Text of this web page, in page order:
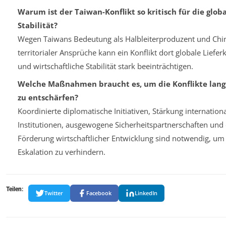
Warum ist der Taiwan-Konflikt so kritisch für die
Stabilität?
Wegen Taiwans Bedeutung als Halbleiterproduzent und
territorialer Ansprüche kann ein Konflikt dort globale
und wirtschaftliche Stabilität stark beeinträchtigen.
Welche Maßnahmen braucht es, um die Konflikte
zu entschärfen?
Koordinierte diplomatische Initiativen, Stärkung
Institutionen, ausgewogene Sicherheitspartnerschaften und
Förderung wirtschaftlicher Entwicklung sind notwendig, um
Eskalation zu verhindern.
Teilen:
Twitter Facebook LinkedIn